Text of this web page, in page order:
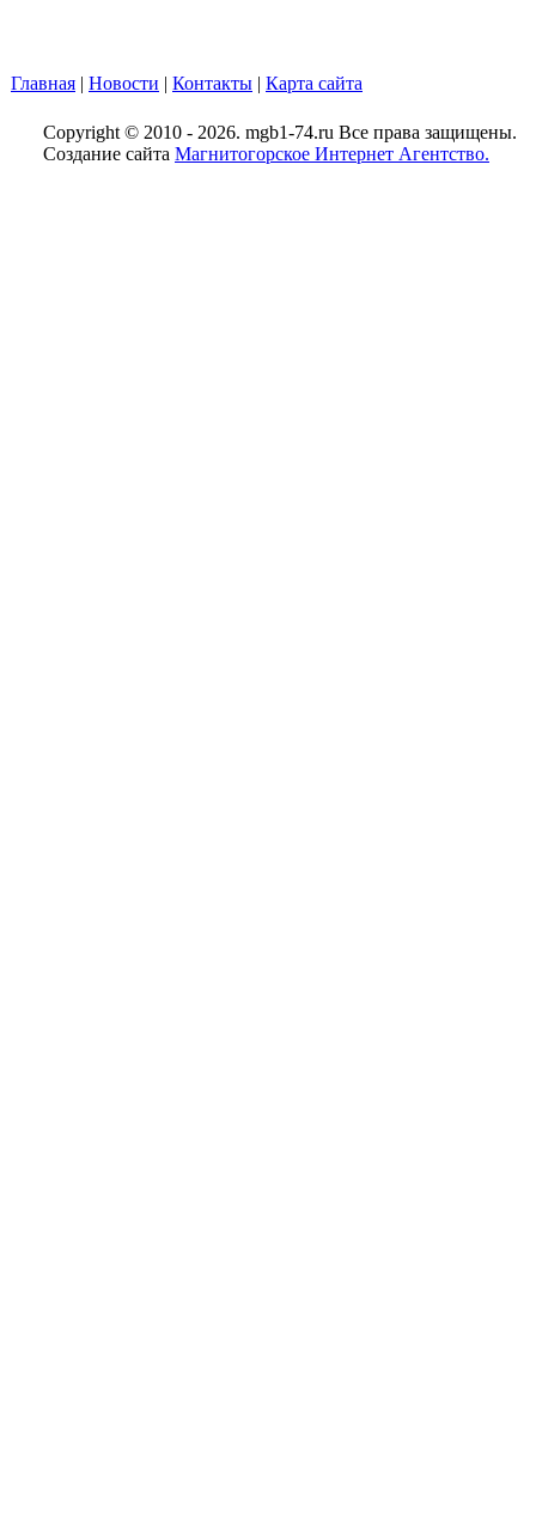
Главная | Новости | Контакты | Карта сайта
Copyright © 2010 - 2026. mgb1-74.ru Все права защищены.
Создание сайта Магнитогорское Интернет Агентство.